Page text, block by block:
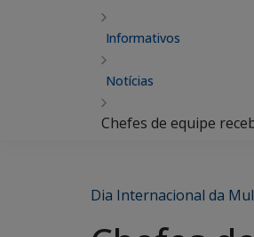
Informativos
Notícias
Chefes de equipe
Dia Internacional da